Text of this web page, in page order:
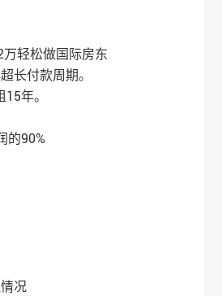
轻松做国际房东
长付款周期。
年。
的90%
况